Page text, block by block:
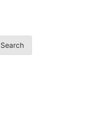
Search